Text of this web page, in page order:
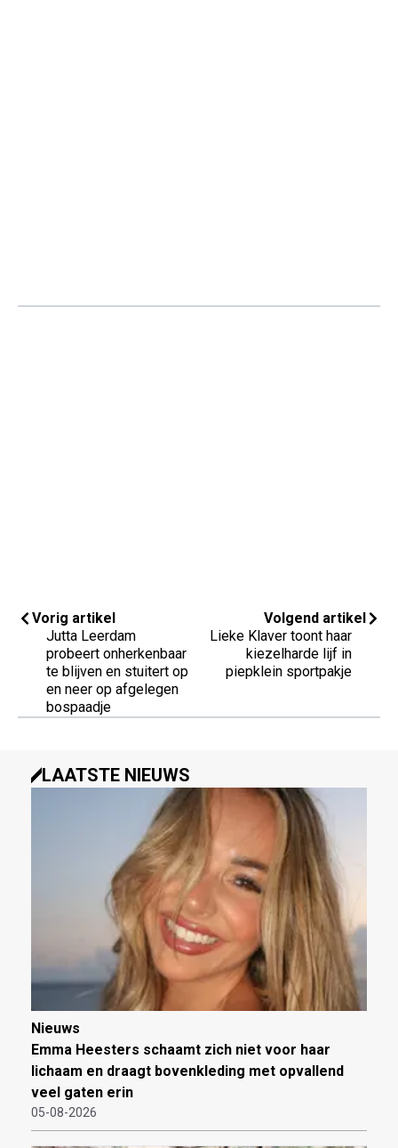
Vorig artikel
Jutta Leerdam
probeert onherkenbaar
te blijven en stuitert op
en neer op afgelegen
bospaadje
Volgend artikel
Lieke Klaver toont haar
kiezelharde lijf in
piepklein sportpakje
LAATSTE NIEUWS
Nieuws
Emma Heesters schaamt zich niet voor haar
lichaam en draagt bovenkleding met opvallend
veel gaten erin
05-08-2026